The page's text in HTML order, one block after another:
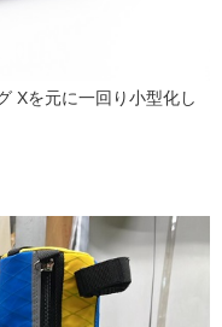
Xを元に一回り小型化し